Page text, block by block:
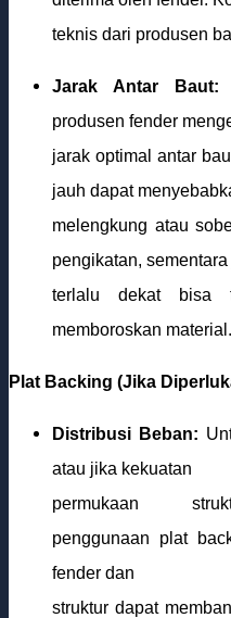
teknis dari produsen
Jarak Antar Baut:
produsen fender
jarak optimal antar
jauh dapat
melengkung atau
pengikatan,
terlalu dekat bisa
memboroskan material.
Plat Backing (Jika
Distribusi Beban:
atau jika kekuatan
permukaan
penggunaan plat
fender dan
struktur dapat